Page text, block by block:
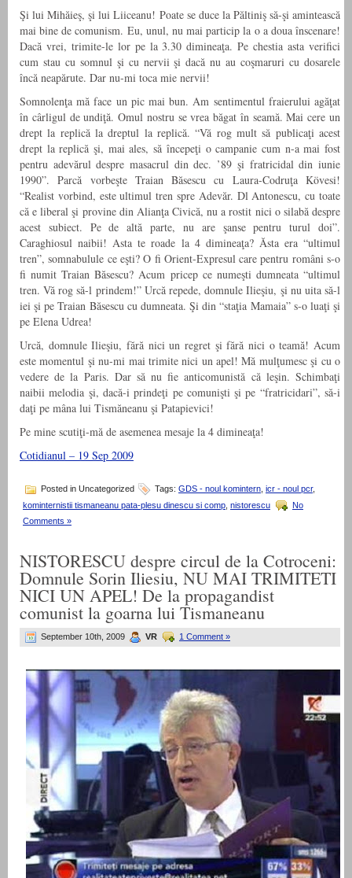
Şi lui Mihăieş, şi lui Liiceanu! Poate se duce la Păltiniş să-şi amintească
mai bine de comunism. Eu, unul, nu mai particip la o a doua înscenare!
Dacă vrei, trimite-le lor pe la 3.30 dimineaţa. Pe chestia asta verifici
cum stau cu somnul şi cu nervii şi dacă nu au coşmaruri cu dosarele
încă neapărute. Dar nu-mi toca mie nervii!
Somnolenţa mă face un pic mai bun. Am sentimentul fraierului agăţat
în cârligul de undiţă. Omul nostru se vrea băgat în seamă. Mai cere un
drept la replică la dreptul la replică. “Vă rog mult să publicaţi acest
drept la replică şi, mai ales, să începeţi o campanie cum n-a mai fost
pentru adevărul despre masacrul din dec. ’89 şi fratricidal din iunie
1990”. Parcă vorbeşte Traian Băsescu cu Laura-Codruţa Kövesi!
“Realist vorbind, este ultimul tren spre Adevăr. Dl Antonescu, cu toate
că e liberal şi provine din Alianţa Civică, nu a rostit nici o silabă despre
acest subiect. Pe de altă parte, nu are şanse pentru turul doi”.
Caraghiosul naibii! Asta te roade la 4 dimineaţa? Ăsta era “ultimul
tren”, somnabulule ce eşti? O fi Orient-Expresul care pentru români s-o
fi numit Traian Băsescu? Acum pricep ce numeşti dumneata “ultimul
tren. Vă rog să-l prindem!” Urcă repede, domnule Ilieşiu, şi nu uita să-l
iei şi pe Traian Băsescu cu dumneata. Şi din “staţia Mamaia” s-o luaţi şi
pe Elena Udrea!
Urcă, domnule Ilieşiu, fără nici un regret şi fără nici o teamă! Acum
este momentul şi nu-mi mai trimite nici un apel! Mă mulţumesc şi cu o
vedere de la Paris. Dar să nu fie anticomunistă că leşin. Schimbaţi
naibii melodia şi, dacă-i prindeţi pe comunişti şi pe “fratricidari”, să-i
daţi pe mâna lui Tismăneanu şi Patapievici!
Pe mine scutiţi-mă de asemenea mesaje la 4 dimineaţa!
Cotidianul – 19 Sep 2009
Posted in Uncategorized Tags: GDS - noul komintern icr - noul pcr,
kominternistii tismaneanu pata-plesu dinescu si comp nistorescu
No
Comments »
NISTORESCU despre circul de la Cotroceni:
Domnule Sorin Iliesiu, NU MAI TRIMITETI
NICI UN APEL! De la propagandist
comunist la goarna lui Tismaneanu
September 10th, 2009 VR 1 Comment »